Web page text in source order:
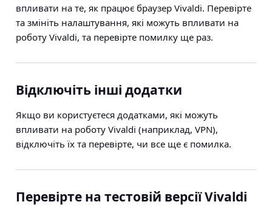
впливати на те, як працює браузер Vivaldi. Перевірте
та змініть налаштування, які можуть впливати на
роботу Vivaldi, та перевірте помилку ще раз.
Відключіть інші додатки
Якщо ви користуєтеся додатками, які можуть
впливати на роботу Vivaldi (наприклад, VPN),
відключіть їх та перевірте, чи все ще є помилка.
Перевірте на тестовій версії Vivaldi